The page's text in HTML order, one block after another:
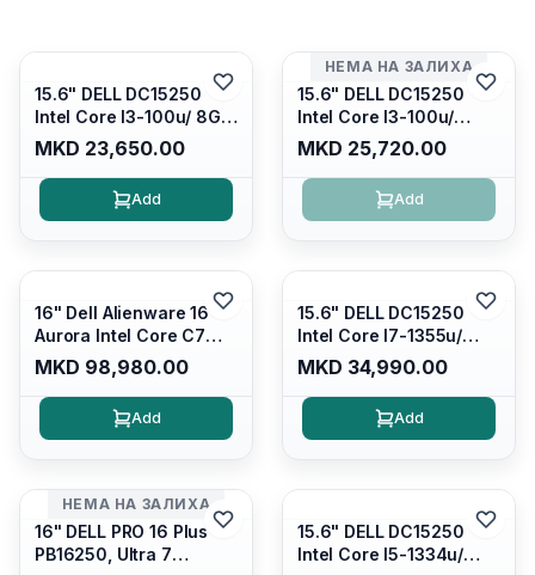
15.6" DELL DC15250
Intel Core I3-100u/ 8GB
DDR4/ 512GB SSD M.2/
Iris Xe Graphics/ 120Hz
Anti-glare LED Display/
Backlit Kb/ Platinum
MKD 23,650.00
Add
НЕМА НА ЗАЛИХА
15.6" DELL DC15250
Intel Core I3-100u/
16GB DDR4/ 512GB SSD
M.2/ Iris Xe Graphics/
120Hz Anti-glare LED
Display/ Backlit Kb/
MKD 25,720.00
Add
16" Dell Alienware 16
Aurora Intel Core C7
240H /16GB RAM DDR5
5600mhz/ 1TB SSD M.2
Nvme/rtx4050 6GB/
Wqxga(2560x1600)
Win 11 Home/
MKD 98,980.00
Add
15.6" DELL DC15250
Intel Core I7-1355u/
16GB DDR4 / 512GB SSD
M.2 2230/ Intel UHD
Graphics/ 120Hz Anti-
glare FULLHD LED
MKD 34,990.00
Add
НЕМА НА ЗАЛИХА
16" DELL PRO 16 Plus
PB16250, Ultra 7
15.6" DELL DC15250
Intel Core I5-1334u/